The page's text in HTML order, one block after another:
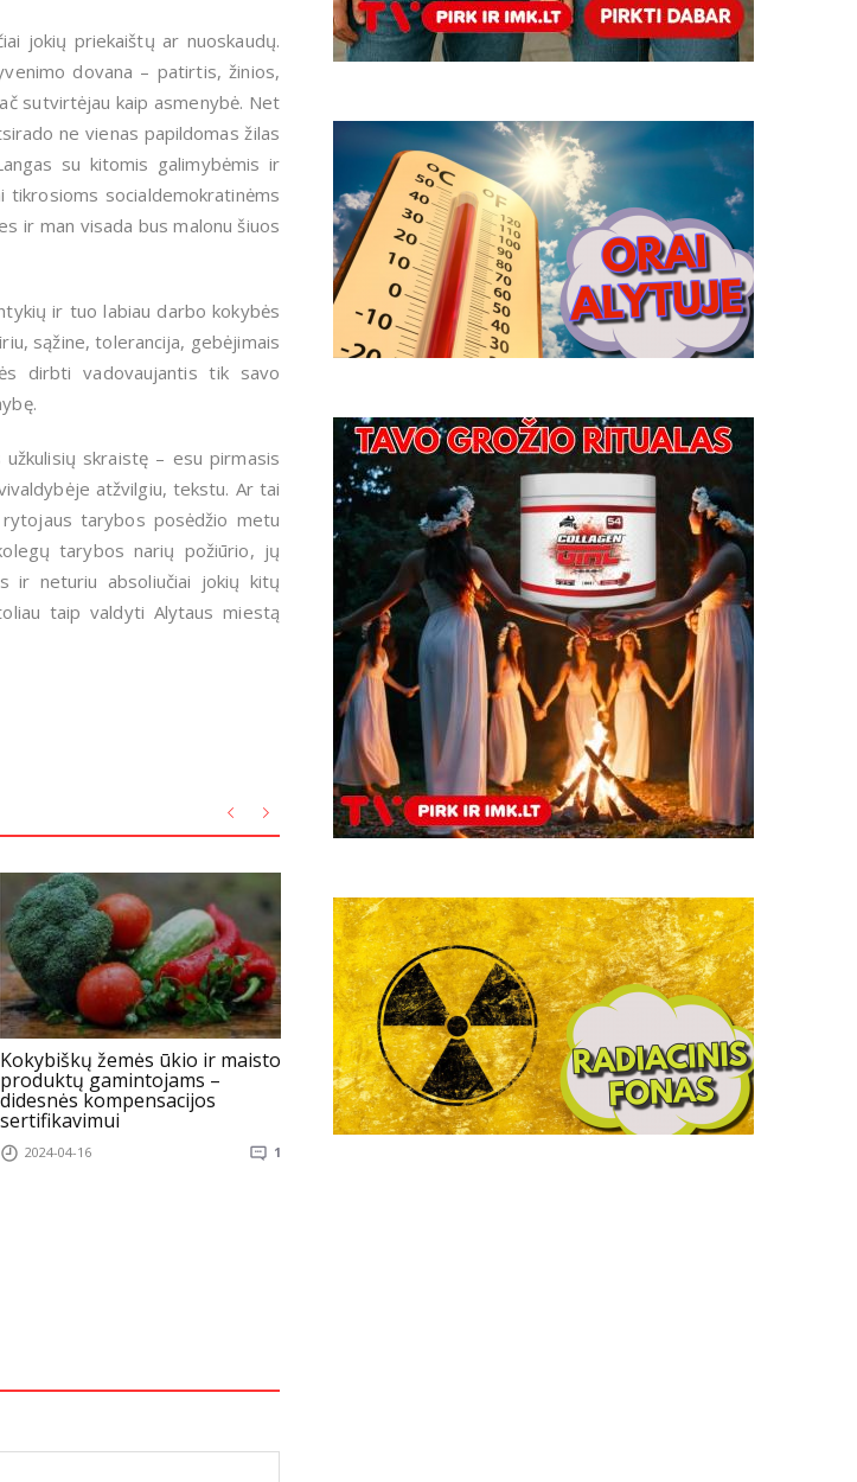
jokių priekaištų ar nuoskaudų.
dovana – patirtis, žinios,
sutvirtėjau kaip asmenybė. Net
ne vienas papildomas žilas
su kitomis galimybėmis ir
socialdemokratinėms
ir man visada bus malonu šiuos
ir tuo labiau darbo kokybės
sąžine, tolerancija, gebėjimais
dirbti vadovaujantis tik savo
skraistę – esu pirmasis
atžvilgiu, tekstu. Ar tai
tarybos posėdžio metu
tarybos narių požiūrio, jų
ir neturiu absoliučiai jokių kitų
taip valdyti Alytaus miestą
Kokybiškų žemės ūkio ir maisto
produktų gamintojams –
didesnės kompensacijos
sertifikavimui
2024-04-16 1
„Ištark, išgirsk, išsaugok...“
2022-06-16
Alytaus rajono maudyklų
vandens kokybė – puiki!
2025-05-29